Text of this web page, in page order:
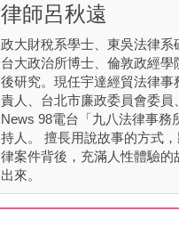
律師呂秋遠
政大財稅系學士、東吳法律系
台大政治所博士、倫敦政經學
後研究。現任宇達經貿法律事
責人、台北市廉政委員會委員、
News 98電台「九八法律事務
持人。 擅長用說故事的方式
律案件背後，充滿人性體驗的
出來。